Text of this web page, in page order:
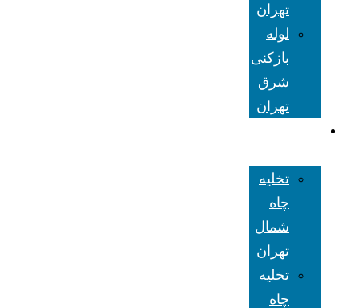
تهران
لوله
بازکنی
شرق
تهران
تخلیه
چاه
شمال
تهران
تخلیه
چاه